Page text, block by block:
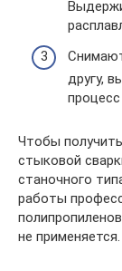
другу,
Чтобы
стыковой
станочного
работы
не применяется.